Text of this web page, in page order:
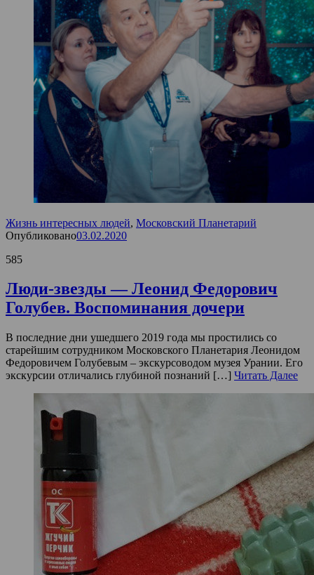
Жизнь интересных людей, Московский Планетарий
Опубликовано03.02.2020
585
Люди-звезды — Леонид Федорович
Голубев. Воспоминания дочери
В последние дни ушедшего 2019 года мы простились со
старейшим сотрудником Московского Планетария Леонидом
Федоровичем Голубевым – экскурсоводом музея Урании. Его
экскурсии отличались глубиной познаний […] Читать Далее